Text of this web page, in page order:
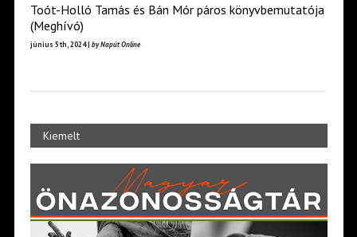
Toót-Holló Tamás és Bán Mór páros könyvbemutatója
(Meghívó)
június 5th, 2024 | by Napút Online
Kiemelt